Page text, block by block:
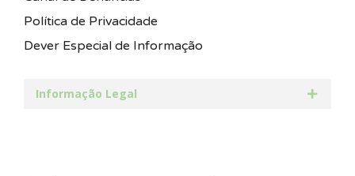
Política de Privacidade
Dever Especial de Informação
Informação Legal